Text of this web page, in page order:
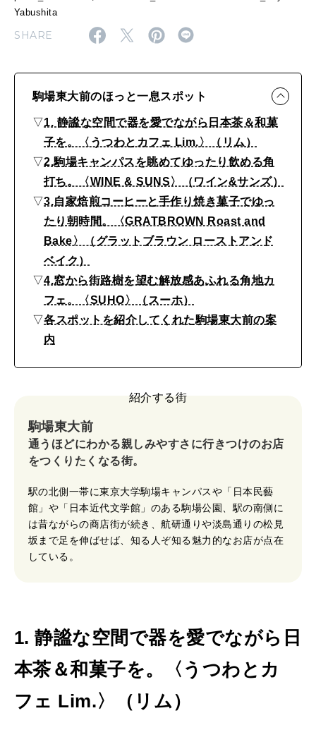
2026年9月号「北海道 おいしく遊ぶ、夏のご褒美旅。」
2026年8月号『お茶の時間です。』
2026年7月号「鎌倉 ローカルが 教えてくれた 本当の歩き方。」
2026年6月号「大銀座 トレンドが生まれる 新しい一流店へ。」
2026年5月号「“大好き”に出会いに。韓国」
2026年4月号「未来をつくる、学びの教科書。」
2026年3月号「スイーツ予想図 2026」
2026年2月号「良運を掴む 新・開運術。」
MAGAZINE MOOK
FOLLOW US!
選
Yabushita
SHARE
駒場東大前のほっと一息スポット
▽1. 静謐な空間で器を愛でながら日本茶＆和菓
子を。〈うつわとカフェ Lim.〉（リム）
▽2.駒場キャンパスを眺めてゆったり飲める角
打ち。〈WINE & SUNS〉（ワイン&サンズ）
▽3.自家焙煎コーヒーと手作り焼き菓子でゆっ
たり朝時間。〈GRATBROWN Roast and
Bake〉（グラットブラウン ローストアンド
ベイク）
▽4.窓から街路樹を望む解放感あふれる角地カ
フェ。〈SUHO〉（スーホ）
▽各スポットを紹介してくれた駒場東大前の案
内
紹介する街
駒場東大前
通うほどにわかる親しみやすさに行きつけのお店
をつくりたくなる街。
駅の北側一帯に東京大学駒場キャンパスや「日本民藝
館」や「日本近代文学館」のある駒場公園、駅の南側に
は昔ながらの商店街が続き、航研通りや淡島通りの松見
坂まで足を伸ばせば、知る人ぞ知る魅力的なお店が点在
している。
1. 静謐な空間で器を愛でながら日
本茶＆和菓子を。〈 うつわとカ
フェ Lim.〉（リム）